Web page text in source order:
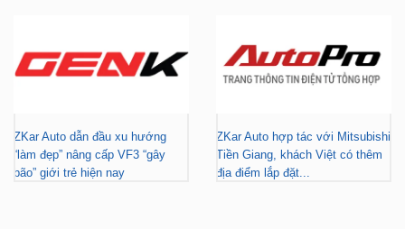
ZKar Auto hợp tác với Mitsubishi